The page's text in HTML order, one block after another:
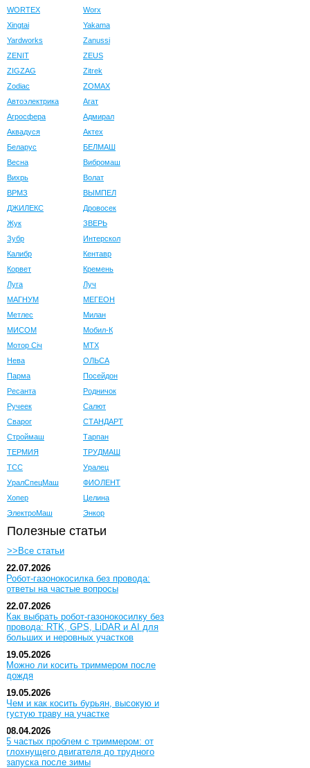
WORTEX
Worx
Xingtai
Yakama
Yardworks
Zanussi
ZENIT
ZEUS
ZIGZAG
Zitrek
Zodiac
ZOMAX
Автоэлектрика
Агат
Агросфера
Адмирал
Аквадуся
Актех
Беларус
БЕЛМАШ
Весна
Вибромаш
Вихрь
Волат
ВРМЗ
ВЫМПЕЛ
ДЖИЛЕКС
Дровосек
Жук
ЗВЕРЬ
Зубр
Интерскол
Калибр
Кентавр
Корвет
Кремень
Луга
Луч
МАГНУМ
МЕГЕОН
Метлес
Милан
МИСОМ
Мобил-К
Мотор Сiч
МТХ
Нева
ОЛЬСА
Парма
Посейдон
Ресанта
Родничок
Ручеек
Салют
Сварог
СТАНДАРТ
Строймаш
Тарпан
ТЕРМИЯ
ТРУДМАШ
ТСС
Уралец
УралСпецМаш
ФИОЛЕНТ
Хопер
Целина
ЭлектроМаш
Энкор
Полезные статьи
>>Все статьи
22.07.2026
Робот-газонокосилка без провода:
ответы на частые вопросы
22.07.2026
Как выбрать робот-газонокосилку без
провода: RTK, GPS, LiDAR и AI для
больших и неровных участков
19.05.2026
Можно ли косить триммером после
дождя
19.05.2026
Чем и как косить бурьян, высокую и
густую траву на участке
08.04.2026
5 частых проблем с триммером: от
глохнущего двигателя до трудного
запуска после зимы